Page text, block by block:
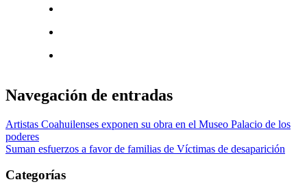
Navegación de entradas
Artistas Coahuilenses exponen su obra en el Museo Palacio de los
poderes
Suman esfuerzos a favor de familias de Víctimas de desaparición
Categorías